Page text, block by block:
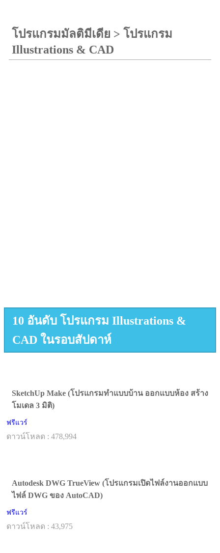
โปรแกรมมัลติมีเดีย > โปรแกรม
Illustrations & CAD
10 อันดับ โปรแกรม Illustrations &
CAD ในรอบสัปดาห์
SketchUp Make (โปรแกรมทำแบบบ้าน ออกแบบห้อง สร้าง
โมเดล 3 มิติ)
ฟรีแวร์
ดาวน์โหลด : 478,994
Autodesk DWG TrueView (โปรแกรมเปิดไฟล์งานออกแบบ
ไฟล์ DWG ของ AutoCAD)
ฟรีแวร์
ดาวน์โหลด : 43,975